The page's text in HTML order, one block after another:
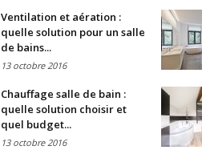
Ventilation et aération :
quelle solution pour un salle
de bains...
13 octobre 2016
Chauffage salle de bain :
quelle solution choisir et
quel budget...
13 octobre 2016